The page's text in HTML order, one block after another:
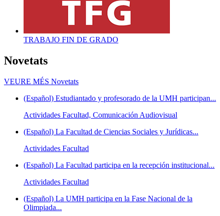
TRABAJO FIN DE GRADO
Novetats
VEURE MÉS Novetats
(Español) Estudiantado y profesorado de la UMH participan...
Actividades Facultad, Comunicación Audiovisual
(Español) La Facultad de Ciencias Sociales y Jurídicas...
Actividades Facultad
(Español) La Facultad participa en la recepción institucional...
Actividades Facultad
(Español) La UMH participa en la Fase Nacional de la
Olimpiada...